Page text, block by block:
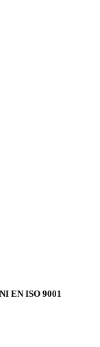
EN ISO 9001